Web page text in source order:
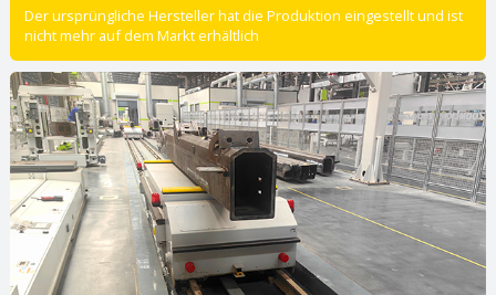
Der ursprüngliche Hersteller hat die Produktion eingestellt und ist
nicht mehr auf dem Markt erhältlich